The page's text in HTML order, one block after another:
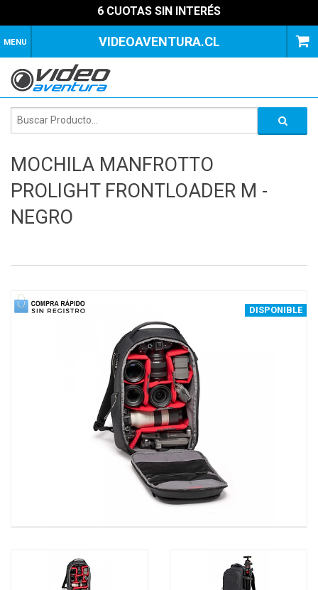
6 CUOTAS SIN INTERÉS
MENU VIDEOAVENTURA.CL
MOCHILA MANFROTTO
PROLIGHT FRONTLOADER M -
NEGRO
DISPONIBLE
1 of 4